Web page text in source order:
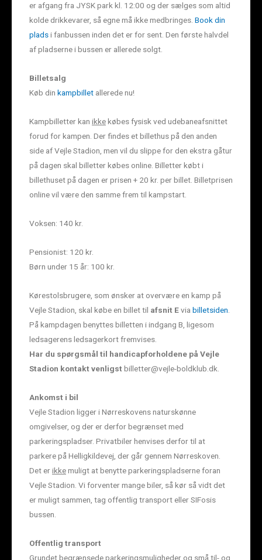
er afgang fra JYSK park kl. 12:00 og der sælges som altid
kolde drikkevarer, så egne må ikke medbringes. Book din
pladsi fanbussen inden det er for sent. Den første halvdel
af pladserne i bussen er allerede solgt.
Billetsalg
Køb din kampbillet allerede nu!
Kampbilletter kan ikkekøbes fysisk ved udebaneafsnittet
forud for kampen. Der findes et billethus på den anden
side af Vejle Stadion, men vil du slippe for den ekstra gåtur
på dagen skal billetter købes online. Billetter købt i
billethuset på dagen er prisen + 20 kr. per billet. Billetprisen
online vil være den samme frem til kampstart.
Voksen: 140 kr.
Pensionist: 120 kr.
Børn under 15 år: 100 kr.
Kørestolsbrugere, som ønsker at overvære en kamp på
Vejle Stadion, skal købe en billet til afsnit Evia billetsiden
På kampdagen benyttes billetten i indgang B, ligesom
ledsagerens ledsagerkort fremvises.
Har du spørgsmål til handicapforholdene på Vejle
Stadion kontakt venligst billetter@vejle-boldklub.dk.
Ankomst i bil
Vejle Stadion ligger i Nørreskovens naturskønne
omgivelser, og der er derfor begrænset med
parkeringspladser. Privatbiler henvises derfor til at
parkere på Helligkildevej, der går gennem Nørreskoven.
Det erikkemuligt at benytte parkeringspladserne foran
Vejle Stadion. Vi forventer mange biler, så kør så vidt det
er muligt sammen, tag offentlig transport eller SIFosis
bussen.
Offentlig transport
Grundet begrænsede parkeringsmuligheder og små til- og